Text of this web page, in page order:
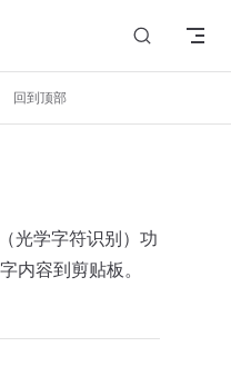
回到顶部
光学字符识别）功
内容到剪贴板。